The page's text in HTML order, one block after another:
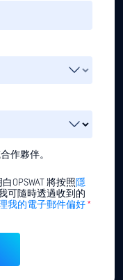
作夥伴。
OPSWAT 將按照隱
可隨時透過收到的
我的電子郵件偏好*